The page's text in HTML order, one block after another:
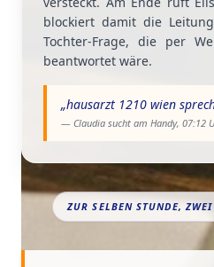
blockiert damit die
Tochter-Frage, die per
beantwortet wäre.
„hausarzt 1210 wien
— Claudia sucht am Handy, 07:12
ZUR SELBEN STUNDE,